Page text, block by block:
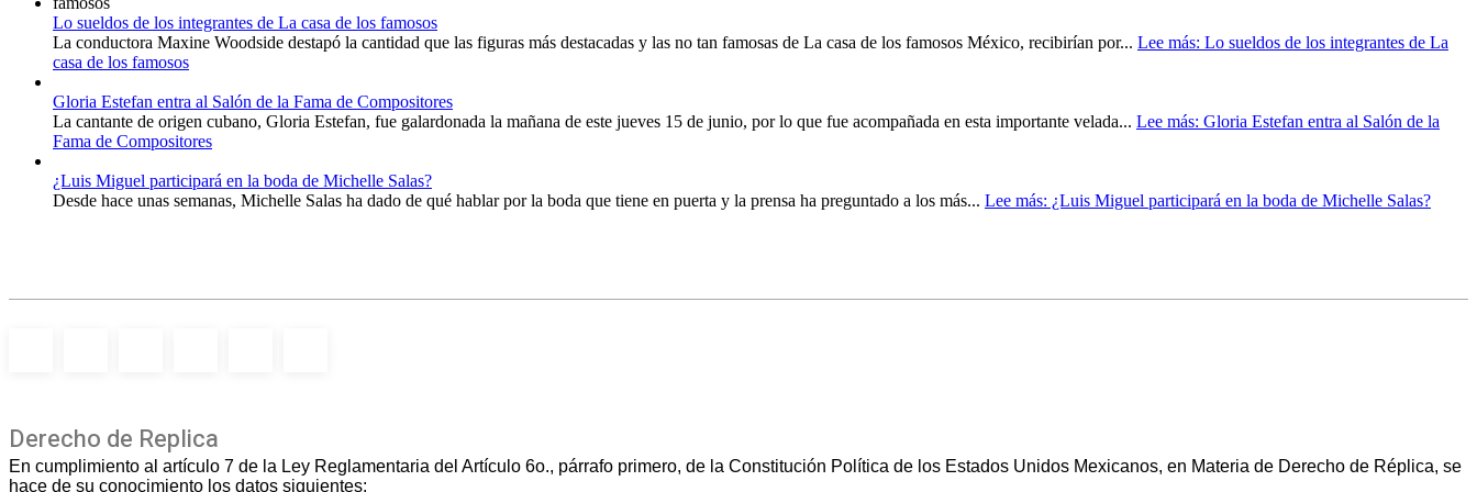
Lo sueldos de los integrantes de La casa de los famosos
La conductora Maxine Woodside destapó la cantidad que las figuras más destacadas y las no tan famosas de La casa de los famosos México, recibirían por... Lee más: Lo sueldos de los integrantes de La
casa de los famosos
Gloria Estefan entra al Salón de la Fama de Compositores
La cantante de origen cubano, Gloria Estefan, fue galardonada la mañana de este jueves 15 de junio, por lo que fue acompañada en esta importante velada... Lee más: Gloria Estefan entra al Salón de la
Fama de Compositores
¿Luis Miguel participará en la boda de Michelle Salas?
Desde hace unas semanas, Michelle Salas ha dado de qué hablar por la boda que tiene en puerta y la prensa ha preguntado a los más... Lee más: ¿Luis Miguel participará en la boda de Michelle Salas?
Derecho de Replica
En cumplimiento al artículo 7 de la Ley Reglamentaria del Artículo 6o., párrafo primero, de la Constitución Política de los Estados Unidos Mexicanos, en Materia de Derecho de Réplica, se
hace de su conocimiento los datos siguientes: